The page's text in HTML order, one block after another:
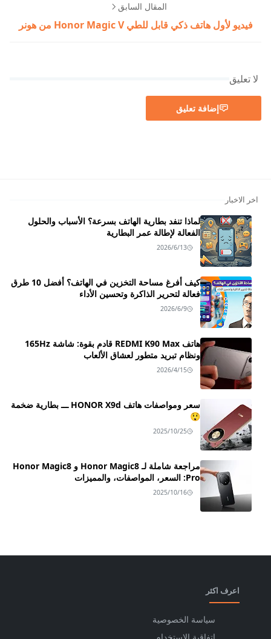
المقال السابق
فيديو لأول هاتف ذكي قابل للطي Honor Magic V من هونر
لا تعليق
إضافة تعليق
اخر الاخبار
لماذا تنفد بطارية الهاتف بسرعة؟ الأسباب والحلول
الفعالة لإطالة عمر البطارية
2026/6/13
كيف أفرغ مساحة التخزين في الهاتف؟ أفضل 10 طرق
فعالة لتحرير الذاكرة وتحسين الأداء
2026/6/9
هاتف REDMI K90 Max قادم بقوة: شاشة 165Hz
ونظام تبريد متطور لعشاق الألعاب
2026/4/15
سعر ومواصفات هاتف HONOR X9d ـــ بطارية ضخمة
😲
2025/10/25
مراجعة شاملة لـ Honor Magic8 و Honor Magic8
Pro: السعر، المواصفات، والمميزات
2025/10/16
اعرف اكثر
سياسة الخصوصية